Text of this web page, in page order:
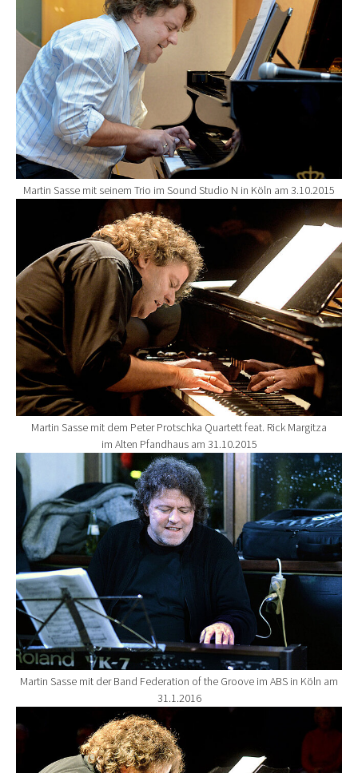
Martin Sasse mit seinem Trio im Sound Studio N in Köln am 3.10.2015
Show larger version for:
Martin Sasse mit dem Peter Protschka Quartett feat. Rick Margitza
im Alten Pfandhaus am 31.10.2015
Show larger version for:
Martin Sasse mit der Band Federation of the Groove im ABS in Köln am
31.1.2016
Show larger version for: